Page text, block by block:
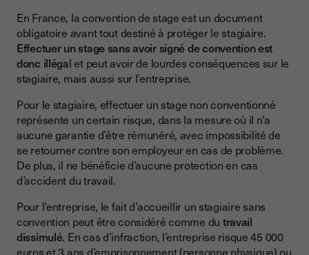
En France, la convention de stage est un document
obligatoire avant tout destiné à protéger le stagiaire.
Effectuer un stage sans avoir signé de convention est
donc illégal et peut avoir de lourdes conséquences sur le
stagiaire, mais aussi sur l’entreprise.
Pour le stagiaire, effectuer un stage non conventionné
représente un certain risque, dans la mesure où il n’a
aucune garantie d’être rémunéré, avec impossibilité de
se retourner contre son employeur en cas de problème.
De plus, il ne bénéficie d’aucune protection en cas
d’accident du travail.
Pour l’entreprise, le fait d’accueillir un stagiaire sans
convention peut être considéré comme du travail
dissimulé. En cas d’infraction, l’entreprise risque 45 000